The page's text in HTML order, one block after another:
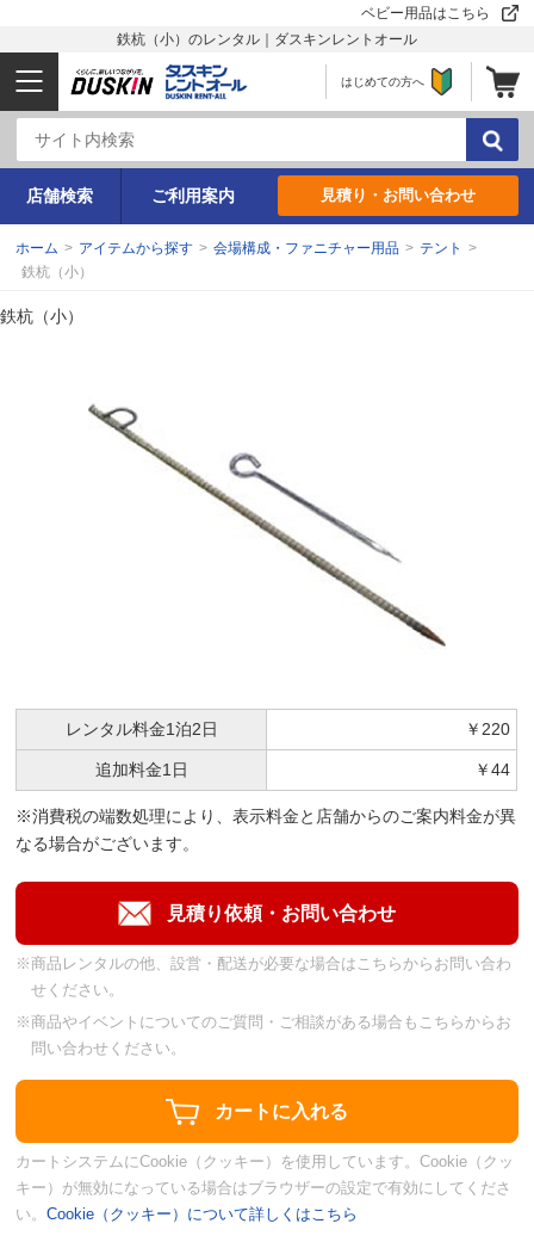
ベビー用品はこちら
鉄杭（小）のレンタル｜ダスキンレントオール
はじめての方へ
店舗検索 ご利用案内 見積り・お問い合わせ
ホーム > アイテムから探す > 会場構成・ファニチャー用品 > テント
>
鉄杭（小）
鉄杭（小）
レンタル料金1泊2日 ￥220
追加料金1日 ￥44
※消費税の端数処理により、表示料金と店舗からのご案内料金が異
なる場合がございます。
※商品レンタルの他、設営・配送が必要な場合はこちらからお問い合わ
せください。
※商品やイベントについてのご質問・ご相談がある場合もこちらからお
問い合わせください。
カートシステムにCookie（クッキー）を使用しています。Cookie（クッ
キー）が無効になっている場合はブラウザーの設定で有効にしてくださ
い。Cookie（クッキー）について詳しくはこちら